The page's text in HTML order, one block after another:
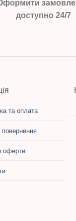
доступно 24/7
та оплата
повернення
оферти